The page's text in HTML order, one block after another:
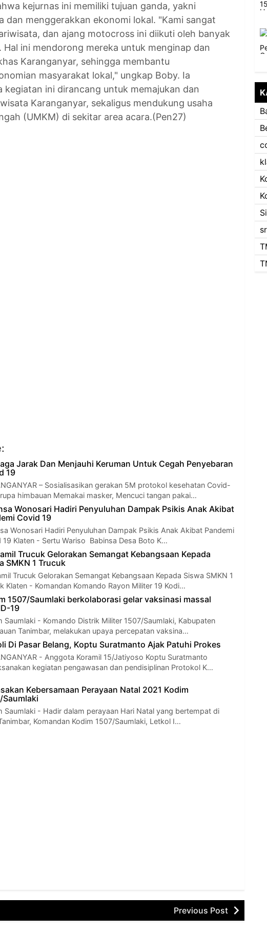
kejurnas ini memiliki tujuan ganda, yakni
dan menggerakkan ekonomi lokal. "Kami sangat
dan ajang motocross ini diikuti oleh banyak
ini mendorong mereka untuk menginap dan
Karanganyar, sehingga membantu
masyarakat lokal," ungkap Boby. Ia
kegiatan ini dirancang untuk memajukan dan
Karanganyar, sekaligus mendukung usaha
(UMKM) di sekitar area acara.(Pen27)
Jarak Dan Menjauhi Keruman Untuk Cegah Penyebaran
19
– Sosialisasikan gerakan 5M protokol kesehatan Covid-
himbauan Memakai masker, Mencuci tangan pakai…
Wonosari Hadiri Penyuluhan Dampak Psikis Anak Akibat
Covid 19
Wonosari Hadiri Penyuluhan Dampak Psikis Anak Akibat Pandemi
19 Klaten - Sertu Wariso Babinsa Desa Boto K…
Trucuk Gelorakan Semangat Kebangsaan Kepada
SMKN 1 Trucuk
Trucuk Gelorakan Semangat Kebangsaan Kepada Siswa SMKN 1
Klaten - Komandan Komando Rayon Militer 19 Kodi…
1507/Saumlaki berkolaborasi gelar vaksinasi massal
19
Saumlaki - Komando Distrik Militer 1507/Saumlaki, Kabupaten
Tanimbar, melakukan upaya percepatan vaksina…
Di Pasar Belang, Koptu Suratmanto Ajak Patuhi Prokes
- Anggota Koramil 15/Jatiyoso Koptu Suratmanto
kegiatan pengawasan dan pendisiplinan Protokol K…
Kebersamaan Perayaan Natal 2021 Kodim
Saumlaki
Saumlaki - Hadir dalam perayaan Hari Natal yang bertempat di
Komandan Kodim 1507/Saumlaki, Letkol I…
Previous Post